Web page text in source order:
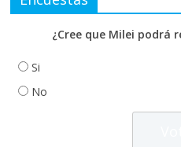
¿Cree que Milei podrá
Si
No